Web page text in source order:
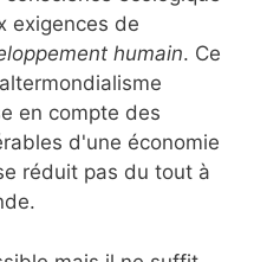
exigences de
humain. Ce
en compte des
d'une économie
réduit pas du tout à